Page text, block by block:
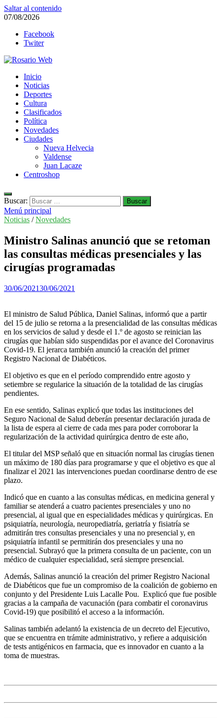
Saltar al contenido
07/08/2026
Facebook
Twiter
Rosario Web
Todas la noticias de Rosario y la zona
Inicio
Noticias
Deportes
Cultura
Clasificados
Política
Novedades
Ciudades
Nueva Helvecia
Valdense
Juan Lacaze
Centroshop
Buscar:
Menú principal
Noticias /Novedades
Ministro Salinas anunció que se retoman
las consultas médicas presenciales y las
cirugías programadas
30/06/202130/06/2021
El ministro de Salud Pública, Daniel Salinas, informó que a partir
del 15 de julio se retorna a la presencialidad de las consultas médicas
en los servicios de salud y desde el 1.º de agosto se reinician las
cirugías que habían sido suspendidas por el avance del Coronavirus
Covid-19. El jerarca también anunció la creación del primer
Registro Nacional de Diabéticos.
El objetivo es que en el período comprendido entre agosto y
setiembre se regularice la situación de la totalidad de las cirugías
pendientes.
En ese sentido, Salinas explicó que todas las instituciones del
Seguro Nacional de Salud deberán presentar declaración jurada de
la lista de espera al cierre de cada mes para poder corroborar la
regularización de la actividad quirúrgica dentro de este año,
El titular del MSP señaló que en situación normal las cirugías tienen
un máximo de 180 días para programarse y que el objetivo es que al
finalizar el 2021 las intervenciones puedan coordinarse dentro de ese
plazo.
Indicó que en cuanto a las consultas médicas, en medicina general y
familiar se atenderá a cuatro pacientes presenciales y uno no
presencial, al igual que en especialidades médicas y quirúrgicas. En
psiquiatría, neurología, neuropediatría, geriatría y fisiatría se
admitirán tres consultas presenciales y una no presencial y, en
psiquiatría infantil se permitirán dos presenciales y una no
presencial. Subrayó que la primera consulta de un paciente, con un
médico de cualquier especialidad, será siempre presencial.
Además, Salinas anunció la creación del primer Registro Nacional
de Diabéticos que fue un compromiso de la coalición de gobierno en
conjunto y del Presidente Luis Lacalle Pou. Explicó que fue posible
gracias a la campaña de vacunación (para combatir el coronavirus
Covid-19) que posibilitó el acceso a la información.
Salinas también adelantó la existencia de un decreto del Ejecutivo,
que se encuentra en trámite administrativo, y refiere a adquisición
de tests antigénicos en farmacia, que es innovador en cuanto a la
toma de muestras.